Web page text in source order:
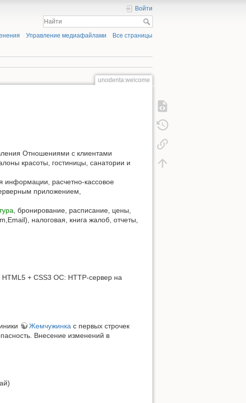
Войти
Управление медиафайлами Все страницы
unodenta:welcome
Отношениями с клиентами
красоты, гостиницы, санатории и
информации, расчетно-кассовое
приложением,
, бронирование, расписание, цены,
налоговая, книга жалоб, отчеты,
+ CSS3 ОС: HTTP-сервер на
Жемчужинка с первых строчек
Внесение изменений в